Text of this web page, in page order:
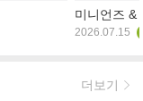
미니언즈 &
2026.07.15
더보기